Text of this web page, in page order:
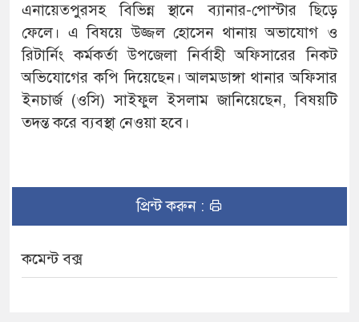
এনায়েতপুরসহ বিভিন্ন স্থানে ব্যানার-পোস্টার ছিড়ে
ফেলে। এ বিষয়ে উজ্জল হোসেন থানায় অভাযোগ ও
রিটার্নিং কর্মকর্তা উপজেলা নির্বাহী অফিসারের নিকট
অভিযোগের কপি দিয়েছেন। আলমডাঙ্গা থানার অফিসার
ইনচার্জ (ওসি) সাইফুল ইসলাম জানিয়েছেন, বিষয়টি
তদন্ত করে ব্যবস্থা নেওয়া হবে।
প্রিন্ট করুন :
কমেন্ট বক্স